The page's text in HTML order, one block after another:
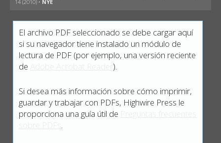
14 (2010) • NYE
El archivo PDF seleccionado se debe cargar aquí
si su navegador tiene instalado un módulo de
lectura de PDF (por ejemplo, una versión reciente
de
).
Si desea más información sobre cómo imprimir,
guardar y trabajar con PDFs, Highwire Press le
proporciona una guía útil de
.